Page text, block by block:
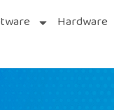
Hardware